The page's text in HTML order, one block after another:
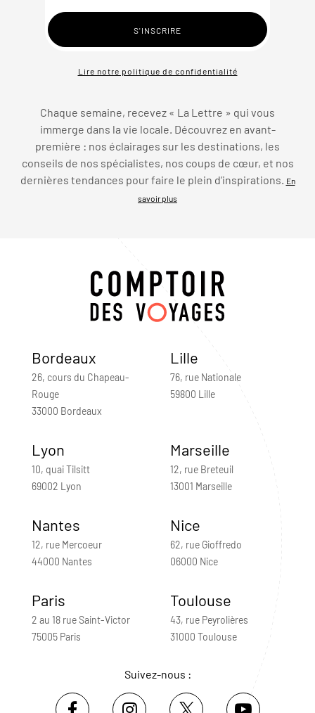
Lire notre politique de confidentialité
Chaque semaine, recevez « La Lettre » qui vous
immerge dans la vie locale. Découvrez en avant-
première : nos éclairages sur les destinations, les
conseils de nos spécialistes, nos coups de cœur, et nos
dernières tendances pour faire le plein d’inspirations.
En
savoir plus
Bordeaux
26, cours du Chapeau-
Rouge
33000 Bordeaux
Lille
76, rue Nationale
59800 Lille
Lyon
10, quai Tilsitt
69002 Lyon
Marseille
12, rue Breteuil
13001 Marseille
Nantes
12, rue Mercoeur
44000 Nantes
Nice
62, rue Gioffredo
06000 Nice
Paris
2 au 18 rue Saint-Victor
75005 Paris
Toulouse
43, rue Peyrolières
31000 Toulouse
Suivez-nous :